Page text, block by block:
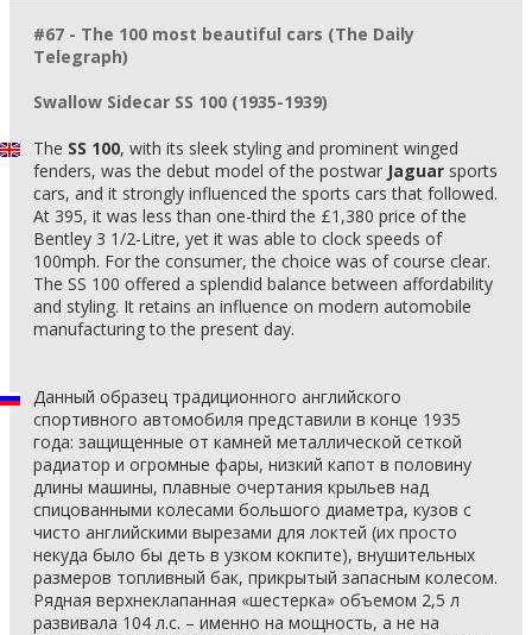
#67 - The 100 most beautiful cars (The Daily
Telegraph)
Swallow Sidecar SS 100 (1935-1939)
The SS 100, with its sleek styling and prominent winged
fenders, was the debut model of the postwar Jaguar sports
cars, and it strongly influenced the sports cars that followed.
At 395, it was less than one-third the £1,380 price of the
Bentley 3 1/2-Litre, yet it was able to clock speeds of
100mph. For the consumer, the choice was of course clear.
The SS 100 offered a splendid balance between affordability
and styling. It retains an influence on modern automobile
manufacturing to the present day.
Данный образец традиционного английского
спортивного автомобиля представили в конце 1935
года: защищенные от камней металлической сеткой
радиатор и огромные фары, низкий капот в половину
длины машины, плавные очертания крыльев над
спицованными колесами большого диаметра, кузов с
чисто английскими вырезами для локтей (их просто
некуда было бы деть в узком кокпите), внушительных
размеров топливный бак, прикрытый запасным колесом.
Рядная верхнеклапанная «шестерка» объемом 2,5 л
развивала 104 л.с. – именно на мощность, а не на